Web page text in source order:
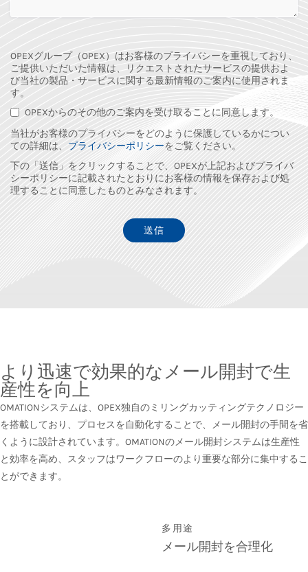
OPEXグループ（OPEX）はお客様のプライバシーを重視しており、
ご提供いただいた情報は、リクエストされたサービスの提供およ
び当社の製品・サービスに関する最新情報のご案内に使用されま
す。
OPEXからのその他のご案内を受け取ることに同意します。
当社がお客様のプライバシーをどのように保護しているかについ
ての詳細は、 プライバシーポリシーをご覧ください。
下の「送信」をクリックすることで、OPEXが上記およびプライバ
シーポリシーに記載されたとおりにお客様の情報を保存および処
理することに同意したものとみなされます。
より迅速で効果的なメール開封で生
産性を向上
OMATIONシステムは、OPEX独自のミリングカッティングテクノロジー
を搭載しており、プロセスを自動化することで、メール開封の手間を省
くように設計されています。OMATIONのメール開封システムは生産性
と効率を高め、スタッフはワークフローのより重要な部分に集中するこ
とができます。
多用途
メール開封を合理化